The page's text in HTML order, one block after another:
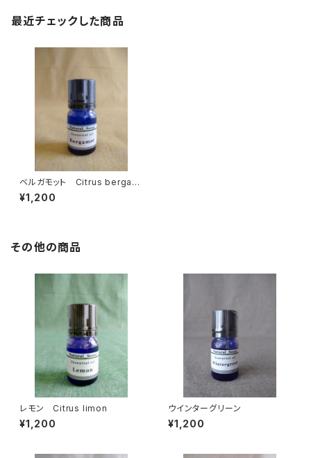
最近チェックした商品
ベルガモット Citrus bergami
a
¥1,200
その他の商品
レモン Citrus limon
¥1,200
ウインターグリーン
¥1,200